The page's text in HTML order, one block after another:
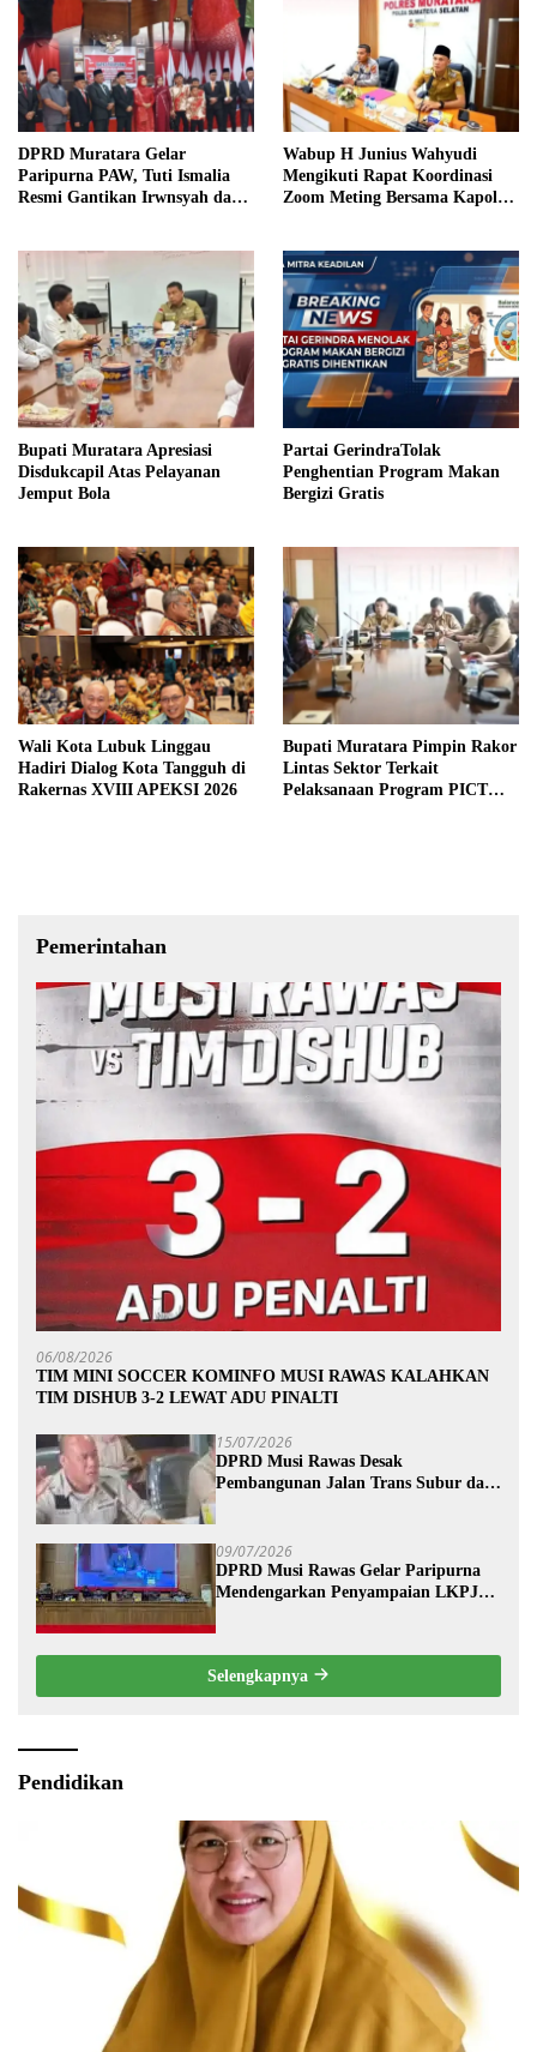
DPRD Muratara Gelar
Paripurna PAW, Tuti Ismalia
Resmi Gantikan Irwnsyah dari
Wabup H Junius Wahyudi
Mengikuti Rapat Koordinasi
Zoom Meting Bersama Kapolres
Bupati Muratara Apresiasi
Disdukcapil Atas Pelayanan
Jemput Bola
Partai GerindraTolak
Penghentian Program Makan
Bergizi Gratis
Wali Kota Lubuk Linggau
Hadiri Dialog Kota Tangguh di
Rakernas XVIII APEKSI 2026
Bupati Muratara Pimpin Rakor
Lintas Sektor Terkait
Pelaksanaan Program PICT
Pemerintahan
06/08/2026
TIM MINI SOCCER KOMINFO MUSI RAWAS KALAHKAN
TIM DISHUB 3-2 LEWAT ADU PINALTI
15/07/2026
DPRD Musi Rawas Desak
Pembangunan Jalan Trans Subur dan
09/07/2026
DPRD Musi Rawas Gelar Paripurna
Mendengarkan Penyampaian LKPJ
Selengkapnya
Pendidikan